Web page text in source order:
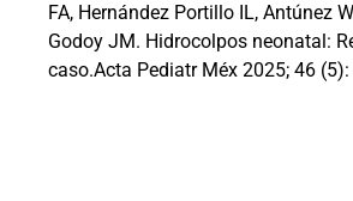
FA, Hernández Portillo IL, Antúnez
Godoy JM. Hidrocolpos neonatal:
caso.Acta Pediatr Méx 2025; 46